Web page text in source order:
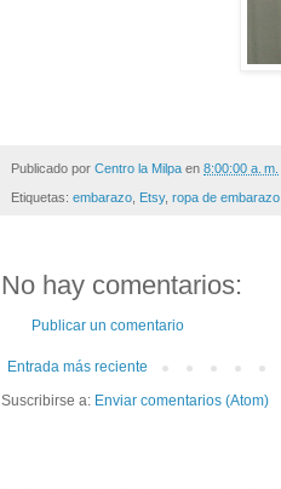
Publicado por Centro la Milpa en 8:00:00 a. m.
Etiquetas: embarazo Etsy, ropa de embarazo
No hay comentarios:
Publicar un comentario
Entrada más reciente
Suscribirse a: Enviar comentarios (Atom)